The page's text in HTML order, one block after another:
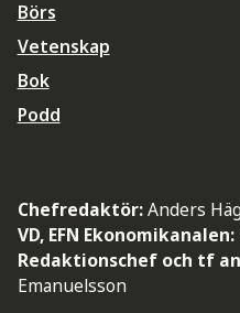
Börs
Vetenskap
Bok
Podd
Chefredaktör:Anders
VD, EFN Ekonomikanalen:
Redaktionschef och tf
Emanuelsson